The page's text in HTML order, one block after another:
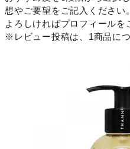
想やご要望をご記入ください。
よろしければプロフィールを
※レビュー投稿は、1商品に